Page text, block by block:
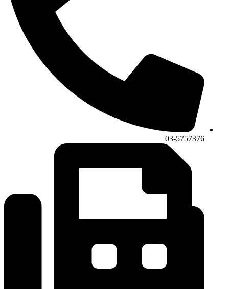
03-5757376